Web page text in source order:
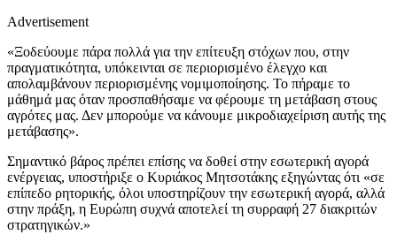
Advertisement
«Ξοδεύουμε πάρα πολλά για την επίτευξη στόχων που, στην
πραγματικότητα, υπόκεινται σε περιορισμένο έλεγχο και
απολαμβάνουν περιορισμένης νομιμοποίησης. Το πήραμε το
μάθημά μας όταν προσπαθήσαμε να φέρουμε τη μετάβαση στους
αγρότες μας. Δεν μπορούμε να κάνουμε μικροδιαχείριση αυτής της
μετάβασης».
Σημαντικό βάρος πρέπει επίσης να δοθεί στην εσωτερική αγορά
ενέργειας, υποστήριξε ο Κυριάκος Μητσοτάκης εξηγώντας ότι «σε
επίπεδο ρητορικής, όλοι υποστηρίζουν την εσωτερική αγορά, αλλά
στην πράξη, η Ευρώπη συχνά αποτελεί τη συρραφή 27 διακριτών
στρατηγικών.»